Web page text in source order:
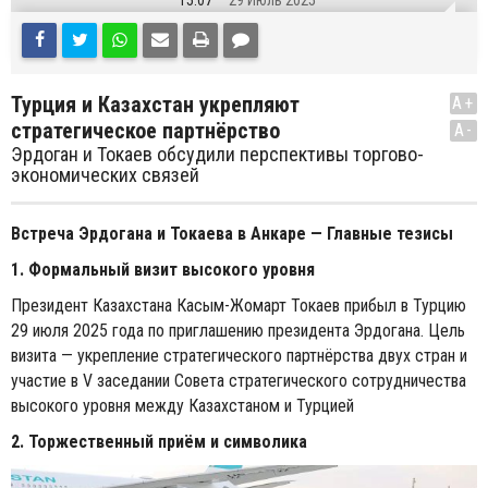
Турция и Казахстан укрепляют
стратегическое партнёрство
Эрдоган и Токаев обсудили перспективы торгово-
экономических связей
A+
A-
Встреча Эрдогана и Токаева в Анкаре — Главные тезисы
1. Формальный визит высокого уровня
Президент Казахстана Касым-Жомарт Токаев прибыл в Турцию
29 июля 2025 года по приглашению президента Эрдогана. Цель
визита — укрепление стратегического партнёрства двух стран и
участие в V заседании Совета стратегического сотрудничества
высокого уровня между Казахстаном и Турцией
2. Торжественный приём и символика